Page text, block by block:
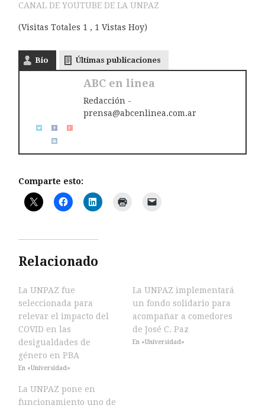
CANAL DE YOUTUBE DE LA UNPAZ
(Visitas Totales 1 , 1 Vistas Hoy)
Bio Últimas publicaciones
ABC en linea
Redacción -
prensa@abcenlinea.com.ar
Comparte esto:
Relacionado
La UNPAZ fue
seleccionada para
relevar el impacto del
COVID en las
desigualdades de
género en PBA
En «Universidad»
La UNPAZ implementará
un fondo solidario para
acompañar a comedores
de José C. Paz
En «Universidad»
La UNPAZ pone en
funcionamiento uno de